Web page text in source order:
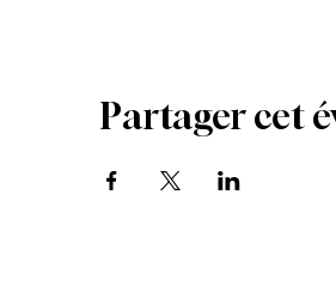
Partager cet